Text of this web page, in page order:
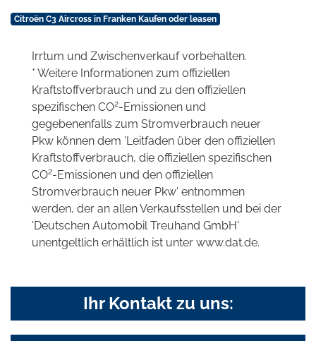
Citroën C3 Aircross in Franken Kaufen oder leasen
Irrtum und Zwischenverkauf vorbehalten.
* Weitere Informationen zum offiziellen
Kraftstoffverbrauch und zu den offiziellen
spezifischen CO2-Emissionen und
gegebenenfalls zum Stromverbrauch neuer
Pkw können dem 'Leitfaden über den offiziellen
Kraftstoffverbrauch, die offiziellen spezifischen
CO2-Emissionen und den offiziellen
Stromverbrauch neuer Pkw' entnommen
werden, der an allen Verkaufsstellen und bei der
'Deutschen Automobil Treuhand GmbH'
unentgeltlich erhältlich ist unter www.dat.de.
Ihr Kontakt zu uns: